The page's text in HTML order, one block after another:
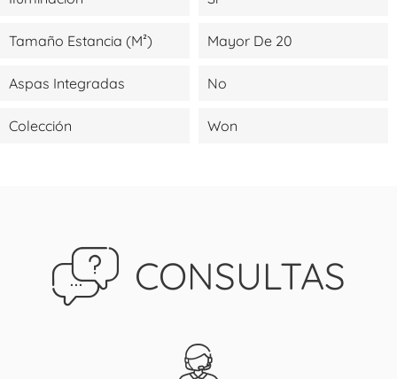
Tamaño Estancia (m²) Mayor De 20
Aspas Integradas No
Colección Won
CONSULTAS